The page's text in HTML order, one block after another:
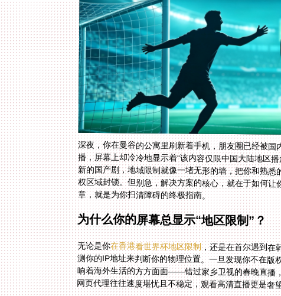
深夜，你在曼谷的公寓里刷新着手机，朋友圈已经被
播，屏幕上却冷冷地显示着“该内容仅限中国大陆地区
新的国产剧，地域限制就像一堵无形的墙，把你和熟
权区域封锁。但别急，解决方案的核心，就在于如何
章，就是为你扫清障碍的终极指南。
为什么你的屏幕总显示“地区限制”？
无论是你在香港看世界杯地区限制，还是在首尔遇到在
测你的IP地址来判断你的物
响着海外生活的方方面面——
网页代理往往速度堪忧且不稳定，观看高清直播更是奢